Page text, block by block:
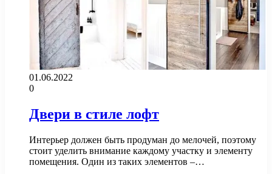
01.06.2022
0
Двери в стиле лофт
Интерьер должен быть продуман до мелочей, поэтому
стоит уделить внимание каждому участку и элементу
помещения. Один из таких элементов –…